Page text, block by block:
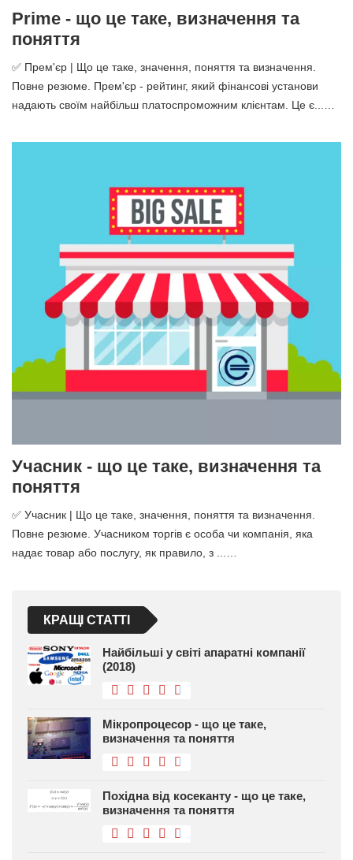
Prime - що це таке, визначення та
поняття
✅ Прем'єр | Що це таке, значення, поняття та визначення.
Повне резюме. Прем'єр - рейтинг, який фінансові установи
надають своїм найбільш платоспроможним клієнтам. Це є...…
Учасник - що це таке, визначення та
поняття
✅ Учасник | Що це таке, значення, поняття та визначення.
Повне резюме. Учасником торгів є особа чи компанія, яка
надає товар або послугу, як правило, з ...…
КРАЩІ СТАТТІ
Найбільші у світі апаратні компанії
(2018)
Мікропроцесор - що це таке,
визначення та поняття
Похідна від косеканту - що це таке,
визначення та поняття